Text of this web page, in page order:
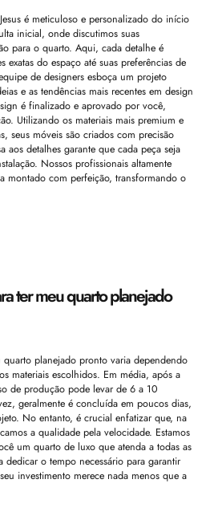
é meticuloso e personalizado do início
inicial, onde discutimos suas
para o quarto. Aqui, cada detalhe é
exatas do espaço até suas preferências de
de designers esboça um projeto
e as tendências mais recentes em design
é finalizado e aprovado por você,
Utilizando os materiais mais premium e
seus móveis são criados com precisão
aos detalhes garante que cada peça seja
Nossos profissionais altamente
montado com perfeição, transformando o
ter meu quarto planejado
quarto planejado pronto varia dependendo
materiais escolhidos. Em média, após a
de produção pode levar de 6 a 10
geralmente é concluída em poucos dias,
No entanto, é crucial enfatizar que, na
a qualidade pela velocidade. Estamos
um quarto de luxo que atenda a todas as
dedicar o tempo necessário para garantir
investimento merece nada menos que a